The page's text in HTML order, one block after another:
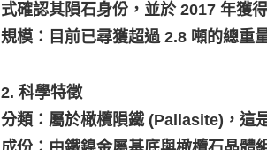
式確認其隕石身份，並於 2017 年獲
規模：目前已尋獲超過 2.8 噸的總重
2. 科學特徵
分類：屬於橄欖隕鐵 (Pallasite)，這